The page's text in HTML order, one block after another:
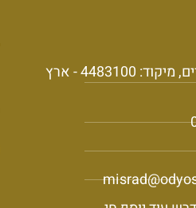
יצהר, ד.נ אפרים, מיקוד: 4483100 - ארץ